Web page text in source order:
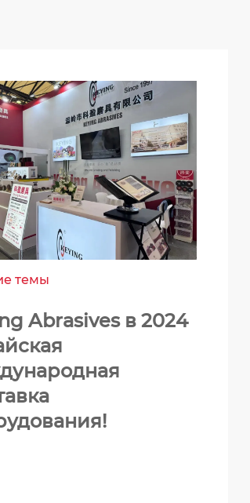
темы
Abrasives в 2024